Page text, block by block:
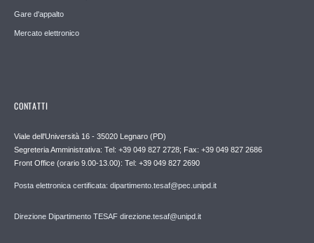
Gare d'appalto
Mercato elettronico
CONTATTI
Viale dell'Università 16 - 35020 Legnaro (PD)
Segreteria Amministrativa: Tel: +39 049 827 2728; Fax: +39 049 827 2686
Front Office (orario 9.00-13.00): Tel: +39 049 827 2690
Posta elettronica certificata: dipartimento.tesaf@pec.unipd.it
Direzione Dipartimento TESAF direzione.tesaf@unipd.it